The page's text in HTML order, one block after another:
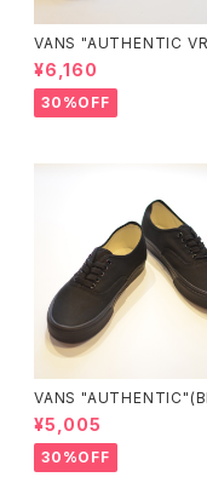
VANS "AUTHENTIC
0005UDTBD"
¥6,160
30%OFF
VANS
K/BLACK)
¥5,005
30%OFF